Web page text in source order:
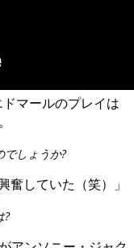
マールのプレイは
しょうか?
奮していた（笑）」
?